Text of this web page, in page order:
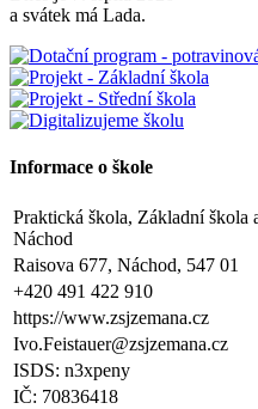
2. Výuka: Od úterý 2. září 2025
3. Dohled: Od 11:25 do 12:30
půjdou na oběd nebo jsou
hodin (pro žáky se schválenou
projektu zapojeni, předloží
pobírání dávek hmotné nouze.
září 2025 kontaktováni
Zveřejněno: 29.5.2025
Branný den v Josefově
Zveřejněno: 23.5.2025
a svátek má Lada.
Informace o škole
Praktická škola, Základní škola
Náchod
Raisova 677, Náchod, 547 01
+420 491 422 910
https://www.zsjzemana.cz
Ivo.Feistauer@zsjzemana.cz
ISDS: n3xpeny
IČ: 70836418